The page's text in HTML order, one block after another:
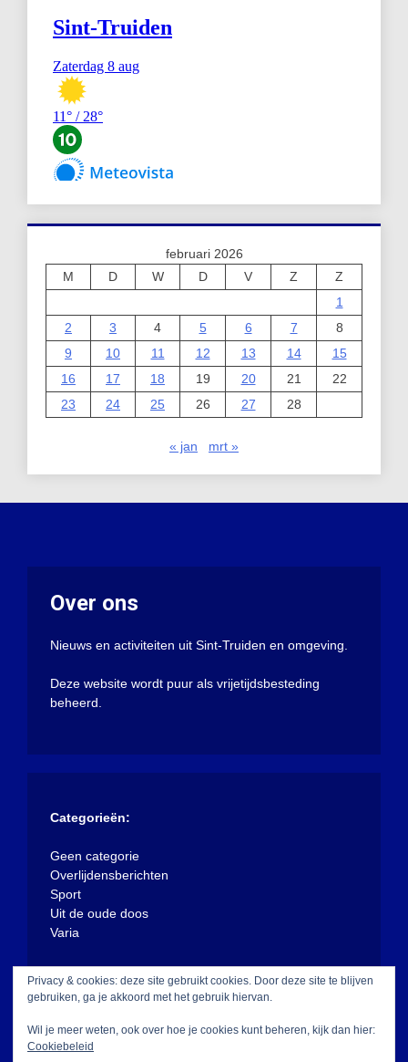
februari 2026
M
D W D V Z
Z
1
2
3 4 5 6 7
8
9
10 11 12 13 14
15
16
17 18 19 20 21
22
23
24 25 26 27 28
« jan mrt »
Over ons
Nieuws en activiteiten uit Sint-Truiden en omgeving.
Deze website wordt puur als vrijetijdsbesteding
beheerd.
Categorieën:
Geen categorie
Overlijdensberichten
Sport
Uit de oude doos
Varia
Privacy & cookies: deze site gebruikt cookies. Door deze site te blijven
gebruiken, ga je akkoord met het gebruik hiervan.
Wil je meer weten, ook over hoe je cookies kunt beheren, kijk dan hier:
Cookiebeleid